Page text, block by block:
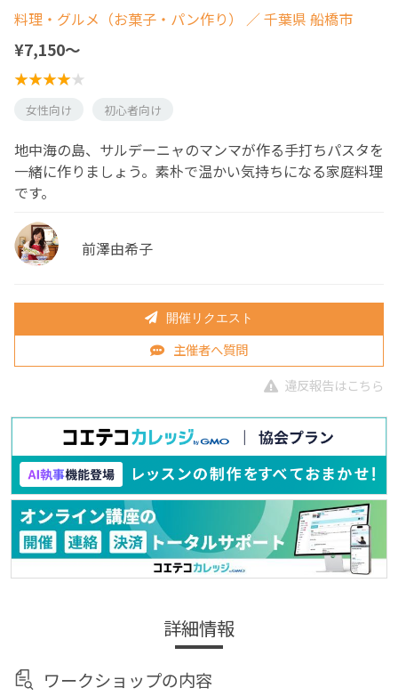
料理・グルメ（お菓子・パン作り） ／ 千葉県 船橋市
¥7,150〜
女性向け 初心者向け
地中海の島、サルデーニャのマンマが作る手打ちパスタを
一緒に作りましょう。素朴で温かい気持ちになる家庭料理
です。
前澤由希子
開催リクエスト
主催者へ質問
違反報告はこちら
詳細情報
ワークショップの内容